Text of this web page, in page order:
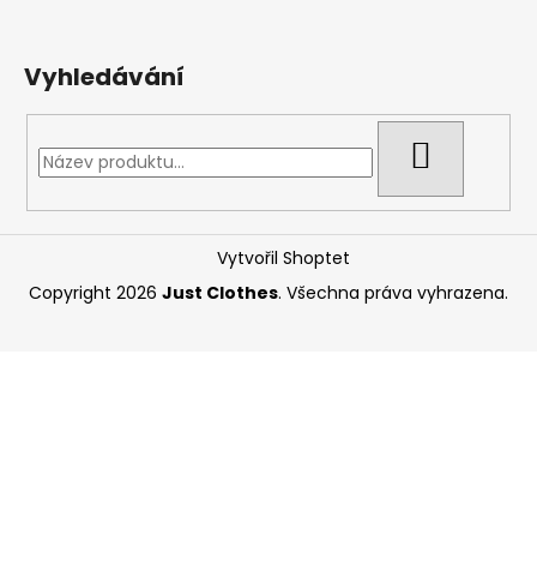
Vyhledávání
Vytvořil Shoptet
Copyright 2026 Just Clothes. Všechna práva vyhrazena.